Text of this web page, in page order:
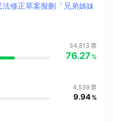
修正草案擬刪「兄弟姊妹
34,813 票
76.27 %
4,539 票
9.94 %